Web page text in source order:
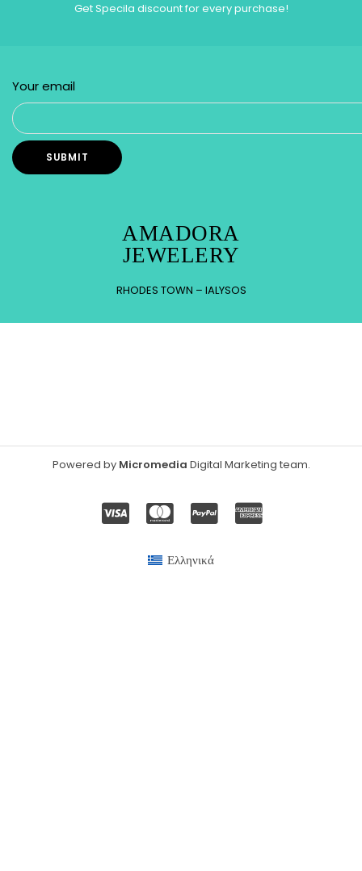
Get Specila discount for every purchase!
Your email
AMADORA
JEWELERY
RHODES TOWN – IALYSOS
Powered by Micromedia Digital Marketing team.
Ελληνικά